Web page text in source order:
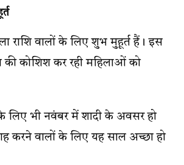
राशि वालों के लिए शुभ मुहूर्त हैं। इस
की कोशिश कर रही महिलाओं को
लिए भी नवंबर में शादी के अवसर हो
करने वालों के लिए यह साल अच्छा हो